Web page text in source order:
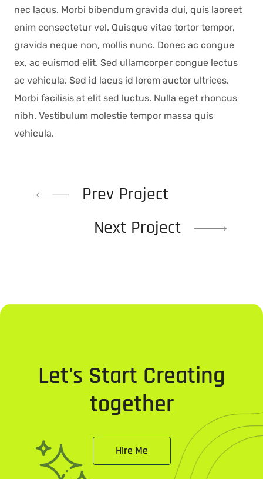
nec lacus. Morbi bibendum gravida dui, quis laoreet
enim consectetur vel. Quisque vitae tortor tempor,
gravida neque non, mollis nunc. Donec ac congue
ex, ac euismod elit. Sed ullamcorper congue lectus
ac vehicula. Sed id lacus id lorem auctor ultrices.
Morbi facilisis at elit sed luctus. Nulla eget rhoncus
nibh. Vestibulum molestie tempor massa quis
vehicula.
Prev Project
Next Project
Let's Start Creating
together
Hire Me